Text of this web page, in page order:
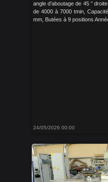
angle d’aboutage de 45 °
de 4000 à 7000 tmin,
mm, Butées à 9 positions
24/05/2026 00:00